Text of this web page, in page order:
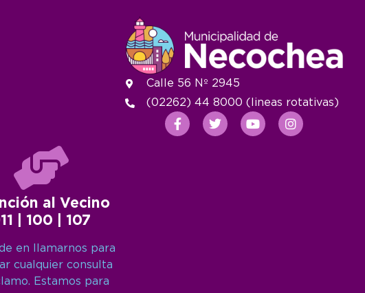
al Vecino
| 100 | 107
en llamarnos para
cualquier consulta
Estamos para
Calle 56 Nº 2945
(02262) 44 8000 (lineas rotativas)